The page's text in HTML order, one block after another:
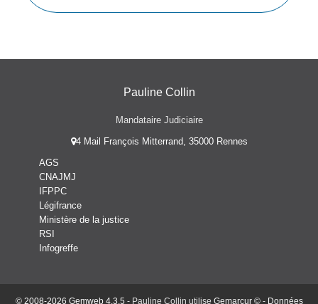
Pauline Collin
Mandataire Judiciaire
4 Mail François Mitterrand, 35000 Rennes
AGS
CNAJMJ
IFPPC
Légifrance
Ministère de la justice
RSI
Infogreffe
© 2008-2026 Gemweb 4.3.5 - Pauline Collin utilise Gemarcur ©- Données